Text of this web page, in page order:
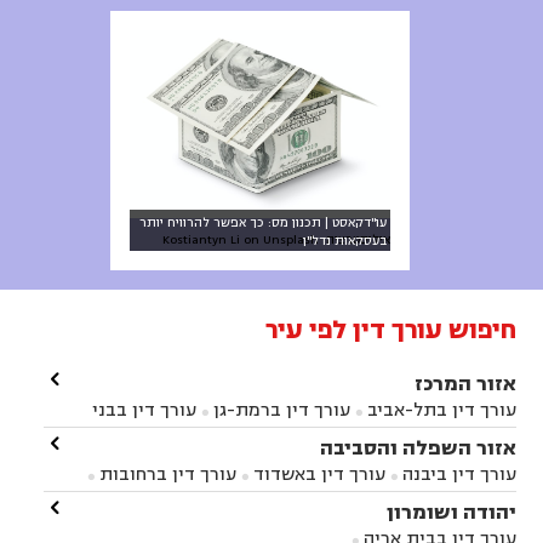
עו"דקאסט | תכנון מס: כך אפשר להרוויח יותר
בעסקאות נדל"ן
אילוסטרציה: Kostiantyn Li on Unsplash
חיפוש עורך דין לפי עיר
אזור המרכז
עורך דין בתל-אביב  עורך דין ברמת-גן 
עורך דין בבני
ברק עורך דין בפתח תקווה עורך דין בראשון לציון
עורך דין ברחובות עורך דין בנס ציונה
במודיעין
עורך דין בהרצליה עורך דין בחולון
עורך
דין בקרית אונו
אונו
עורך דין בבת ים

אזור השפלה והסביבה
עורך דין ביבנה  עורך דין באשדוד  עורך דין ברחובות 
עורך דין בראשון לציון עורך דין במודיעין
עורך דין
בבאר יעקב
עורך דין בגדרה

יהודה ושומרון

